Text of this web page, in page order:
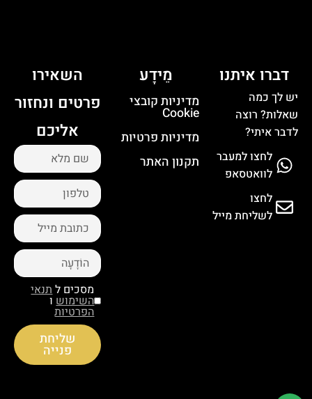
השאירו
פרטים ונחזור
אליכם
מסכים ל תנאי
השימוש ו
הפרטיות
שליחת
פנייה
מֵידָע
מדיניות קובצי
Cookie
מדיניות פרטיות
תקנון האתר
דברו איתנו
יש לך כמה
שאלות? רוצה
לדבר איתי?
לחצו למעבר
לוואטסאפ
לחצו
לשליחת מייל